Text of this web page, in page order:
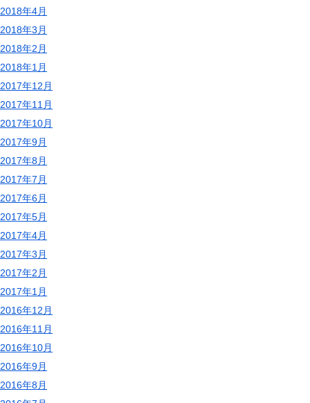
2018年4月
2018年3月
2018年2月
2018年1月
2017年12月
2017年11月
2017年10月
2017年9月
2017年8月
2017年7月
2017年6月
2017年5月
2017年4月
2017年3月
2017年2月
2017年1月
2016年12月
2016年11月
2016年10月
2016年9月
2016年8月